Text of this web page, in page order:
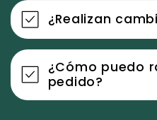
¿Realizan
¿Cómo puedo
pedido?